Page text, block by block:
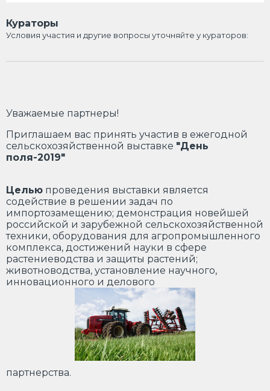
Кураторы
Условия участия и другие вопросы уточняйте у кураторов:
Уважаемые партнеры!
Приглашаем вас принять участив в ежегодной
сельскохозяйственной выставке "День
поля-2019"
Целью проведения выставки является
содействие в решении задач по
импортозамещению; демонстрация новейшей
российской и зарубежной сельскохозяйственной
техники, оборудования для агропромышленного
комплекса, достижений науки в сфере
растениеводства и защиты растений;
животноводства, установление научного,
инновационного и делового
партнерства.